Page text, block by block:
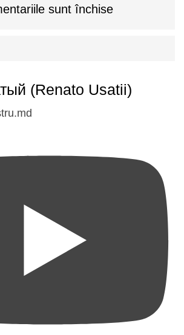
sunt închise
(Renato Usatii)